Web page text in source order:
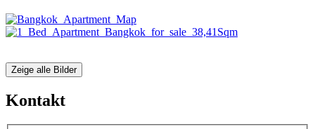
Zeige alle Bilder
Kontakt